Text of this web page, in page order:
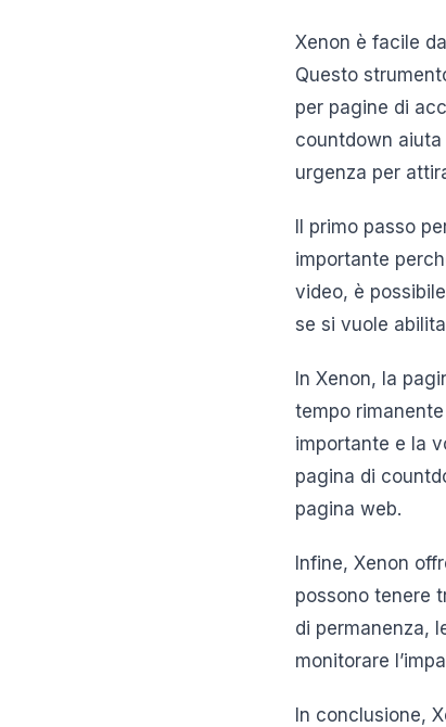
Xenon è facile
Questo
per pagine di
countdown
urgenza per
Il primo passo
importante
video, è
se si vuole
In Xenon, la
tempo
importante e la
pagina di
pagina web.
Infine, Xenon
possono tenere
di permanenza,
monitorare
In conclusione,